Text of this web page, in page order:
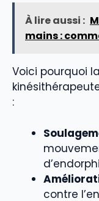
À lire aussi :
mains :
Voici pourquoi
:
contre